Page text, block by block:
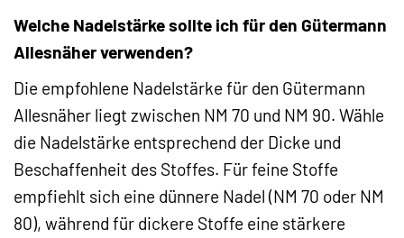
Welche Nadelstärke sollte ich für den Gütermann
Allesnäher verwenden?
Die empfohlene Nadelstärke für den Gütermann
Allesnäher liegt zwischen NM 70 und NM 90. Wähle
die Nadelstärke entsprechend der Dicke und
Beschaffenheit des Stoffes. Für feine Stoffe
empfiehlt sich eine dünnere Nadel (NM 70 oder NM
80), während für dickere Stoffe eine stärkere